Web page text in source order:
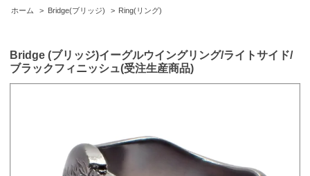
ホーム > Bridge(ブリッジ) > Ring(リング)
Bridge (ブリッジ)イーグルウイングリング/ライトサイド/
ブラックフィニッシュ(受注生産商品)